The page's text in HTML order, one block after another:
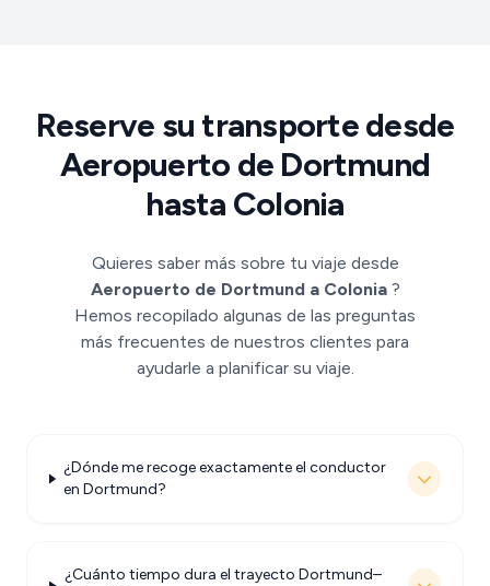
Reserve su transporte desde
Aeropuerto de Dortmund
hasta Colonia
Quieres saber más sobre tu viaje desde
Aeropuerto de Dortmund a Colonia ?
Hemos recopilado algunas de las preguntas
más frecuentes de nuestros clientes para
ayudarle a planificar su viaje.
¿Dónde me recoge exactamente el conductor
en Dortmund?
¿Cuánto tiempo dura el trayecto Dortmund–